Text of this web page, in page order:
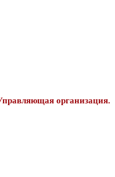
организация.